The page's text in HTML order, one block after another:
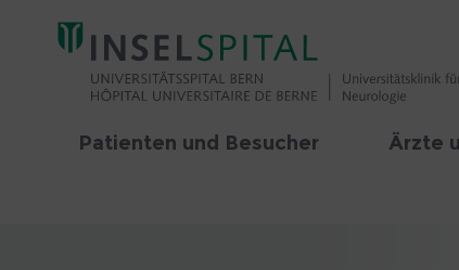
Patienten und Besucher Ärzte